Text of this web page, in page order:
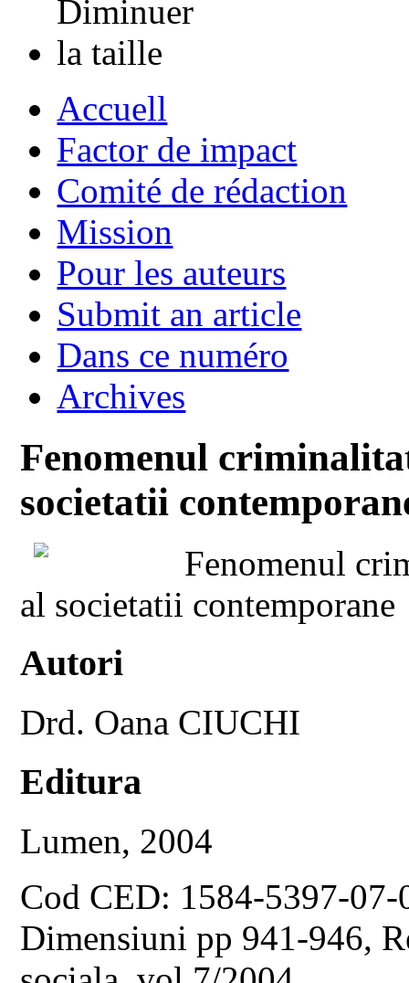
Accuell
Factor de impact
Comité de rédaction
Mission
Pour les auteurs
Submit an article
Dans ce numéro
Archives
Fenomenul
societatii
Fenomenul
al societatii contemporane
Autori
Drd. Oana CIUCHI
Editura
Lumen, 2004
Cod CED: 1584-5397-07-
Dimensiuni pp 941-946,